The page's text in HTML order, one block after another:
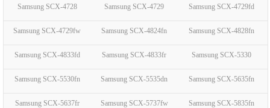
Samsung SCX-4728 Samsung SCX-4729 Samsung SCX-4729fd
Samsung SCX-4729fw Samsung SCX-4824fn Samsung SCX-4828fn
Samsung SCX-4833fd Samsung SCX-4833fr Samsung SCX-5330
Samsung SCX-5530fn Samsung SCX-5535dn Samsung SCX-5635fn
Samsung SCX-5637fr Samsung SCX-5737fw Samsung SCX-5835fn